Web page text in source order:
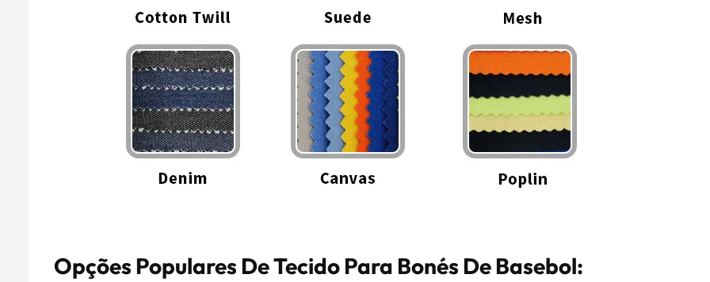
Opções Populares De Tecido Para Bonés De Basebol: